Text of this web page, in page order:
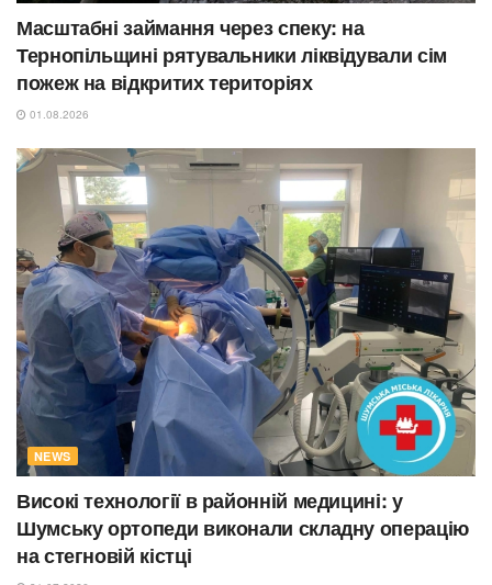
Масштабні займання через спеку: на
Тернопільщині рятувальники ліквідували сім
пожеж на відкритих територіях
01.08.2026
NEWS
Високі технології в районній медицині: у
Шумську ортопеди виконали складну операцію
на стегновій кістці